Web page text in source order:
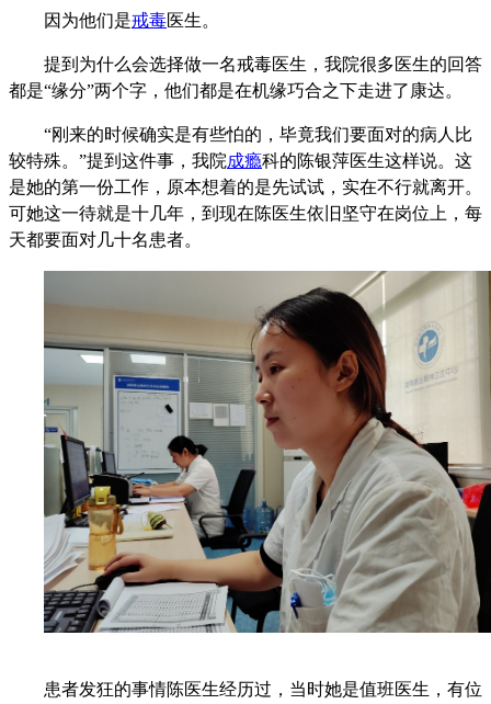
因为他们是戒毒医生。
提到为什么会选择做一名戒毒医生，我院很多医生的回答
都是“缘分”两个字，他们都是在机缘巧合之下走进了康达。
“刚来的时候确实是有些怕的，毕竟我们要面对的病人比
较特殊。”提到这件事，我院成瘾科的陈银萍医生这样说。这
是她的第一份工作，原本想着的是先试试，实在不行就离开。
可她这一待就是十几年，到现在陈医生依旧坚守在岗位上，每
天都要面对几十名患者。
患者发狂的事情陈医生经历过，当时她是值班医生，有位